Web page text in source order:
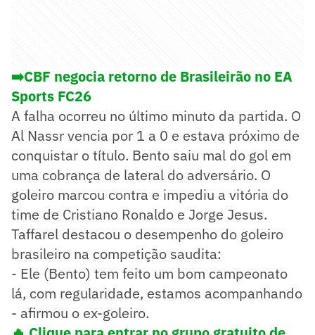
➡️CBF negocia retorno de Brasileirão no EA
Sports FC26
A falha ocorreu no último minuto da partida. O
Al Nassr vencia por 1 a 0 e estava próximo de
conquistar o título. Bento saiu mal do gol em
uma cobrança de lateral do adversário. O
goleiro marcou contra e impediu a vitória do
time de Cristiano Ronaldo e Jorge Jesus.
Taffarel destacou o desempenho do goleiro
brasileiro na competição saudita:
- Ele (Bento) tem feito um bom campeonato
lá, com regularidade, estamos acompanhando
- afirmou o ex-goleiro.